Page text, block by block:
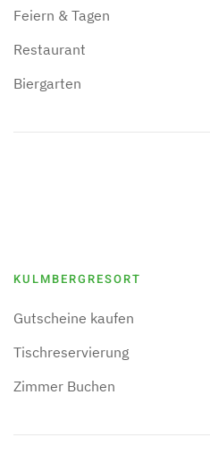
Feiern & Tagen
Restaurant
Biergarten
KULMBERGRESORT
Gutscheine kaufen
Tischreservierung
Zimmer Buchen